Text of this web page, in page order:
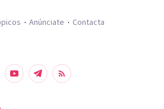
Anúnciate Contacta